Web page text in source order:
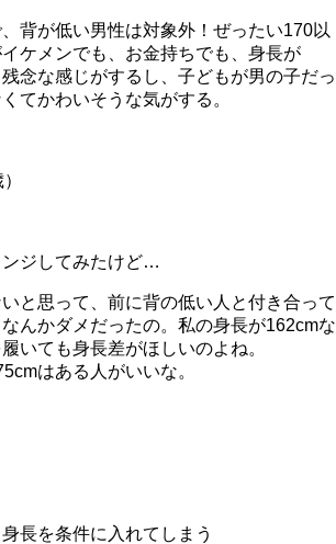
背が低い男性は対象外！ ぜったい170以
イケメンでも、お金持ちでも、身長が
念な感じがするし、子どもが男の子だっ
てかわいそうな気がする。
ジしてみたけど…
と思って、前に背の低い人と付き合って
んかダメ だったの。私の身長が162cmな
いても身長差がほしいのよね。
はある人がいいな。
長を条件に入れてしまう